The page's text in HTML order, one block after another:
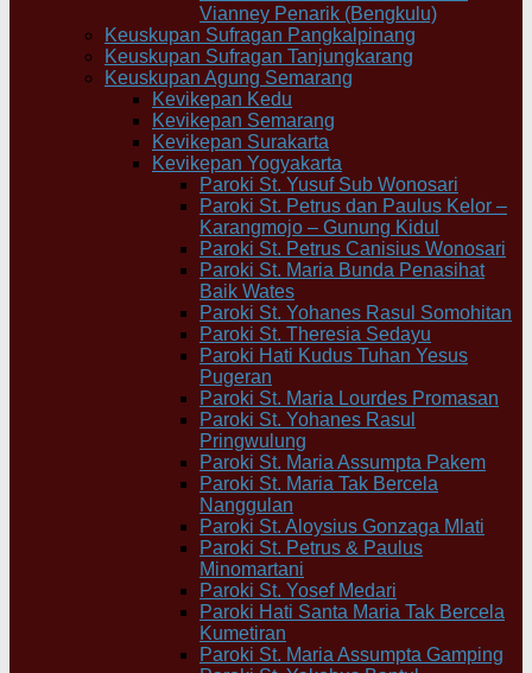
Vianney Penarik (Bengkulu)
Keuskupan Sufragan Pangkalpinang
Keuskupan Sufragan Tanjungkarang
Keuskupan Agung Semarang
Kevikepan Kedu
Kevikepan Semarang
Kevikepan Surakarta
Kevikepan Yogyakarta
Paroki St. Yusuf Sub Wonosari
Paroki St. Petrus dan Paulus Kelor –
Karangmojo – Gunung Kidul
Paroki St. Petrus Canisius Wonosari
Paroki St. Maria Bunda Penasihat
Baik Wates
Paroki St. Yohanes Rasul Somohitan
Paroki St. Theresia Sedayu
Paroki Hati Kudus Tuhan Yesus
Pugeran
Paroki St. Maria Lourdes Promasan
Paroki St. Yohanes Rasul
Pringwulung
Paroki St. Maria Assumpta Pakem
Paroki St. Maria Tak Bercela
Nanggulan
Paroki St. Aloysius Gonzaga Mlati
Paroki St. Petrus & Paulus
Minomartani
Paroki St. Yosef Medari
Paroki Hati Santa Maria Tak Bercela
Kumetiran
Paroki St. Maria Assumpta Gamping